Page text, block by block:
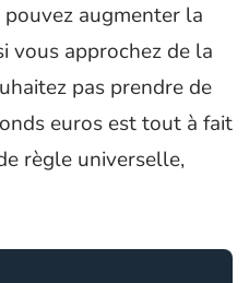
augmenter la
vous approchez de la
pas prendre de
euros est tout à fait
règle universelle,